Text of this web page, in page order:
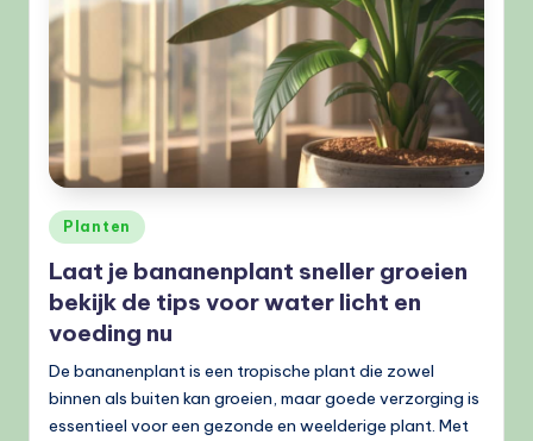
Geplaatst
in
Planten
Laat je bananenplant sneller groeien
bekijk de tips voor water licht en
voeding nu
De bananenplant is een tropische plant die zowel
binnen als buiten kan groeien, maar goede verzorging is
essentieel voor een gezonde en weelderige plant. Met